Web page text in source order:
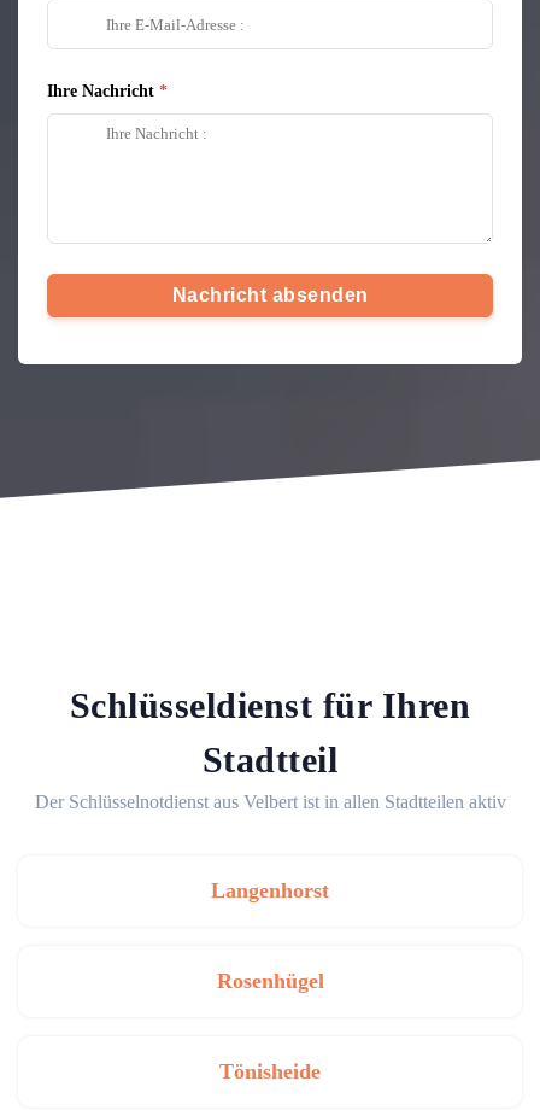
Ihre Nachricht
Nachricht absenden
Schlüsseldienst für Ihren
Stadtteil
Der Schlüsselnotdienst aus Velbert ist in allen Stadtteilen aktiv
Langenhorst
Rosenhügel
Tönisheide